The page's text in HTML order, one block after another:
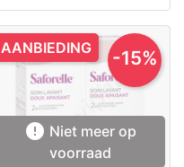
 Niet meer op
voorraad
AANBIEDING -15%